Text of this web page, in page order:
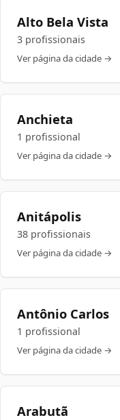
Alto Bela Vista
3 profissionais
Ver página da cidade →
Anchieta
1 profissional
Ver página da cidade →
Anitápolis
38 profissionais
Ver página da cidade →
Antônio Carlos
1 profissional
Ver página da cidade →
Arabutã